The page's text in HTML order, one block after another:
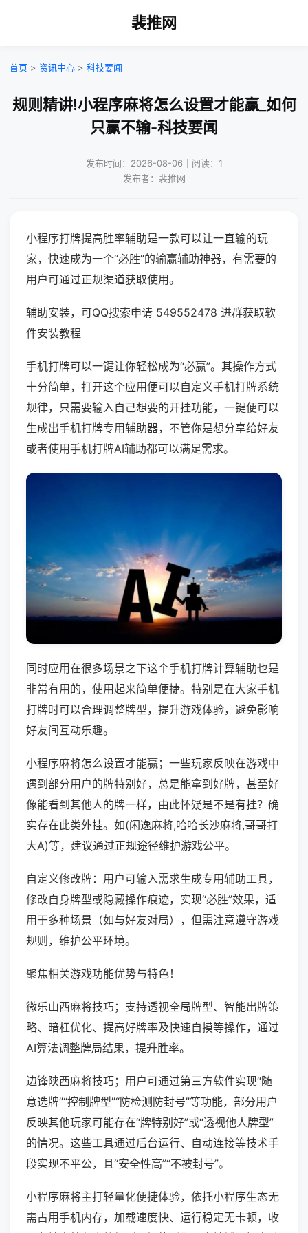
裴推网
首页 > 资讯中心 > 科技要闻
规则精讲!小程序麻将怎么设置才能赢_如何
只赢不输-科技要闻
发布时间：2026-08-06｜阅读：1
发布者：裴推网
小程序打牌提高胜率辅助是一款可以让一直输的玩
家，快速成为一个“必胜”的输赢辅助神器，有需要的
用户可通过正规渠道获取使用。
辅助安装，可QQ搜索申请 549552478 进群获取软
件安装教程
手机打牌可以一键让你轻松成为“必赢”。其操作方式
十分简单，打开这个应用便可以自定义手机打牌系统
规律，只需要输入自己想要的开挂功能，一键便可以
生成出手机打牌专用辅助器，不管你是想分享给好友
或者使用手机打牌AI辅助都可以满足需求。
同时应用在很多场景之下这个手机打牌计算辅助也是
非常有用的，使用起来简单便捷。特别是在大家手机
打牌时可以合理调整牌型，提升游戏体验，避免影响
好友间互动乐趣。
小程序麻将怎么设置才能赢；一些玩家反映在游戏中
遇到部分用户的牌特别好，总是能拿到好牌，甚至好
像能看到其他人的牌一样，由此怀疑是不是有挂？确
实存在此类外挂。如(闲逸麻将,哈哈长沙麻将,哥哥打
大A)等，建议通过正规途径维护游戏公平。
自定义修改牌：用户可输入需求生成专用辅助工具，
修改自身牌型或隐藏操作痕迹，实现“必胜”效果，适
用于多种场景（如与好友对局），但需注意遵守游戏
规则，维护公平环境。
聚焦相关游戏功能优势与特色！
微乐山西麻将技巧；支持透视全局牌型、智能出牌策
略、暗杠优化、提高好牌率及快速自摸等操作，通过
AI算法调整牌局结果，提升胜率。
边锋陕西麻将技巧；用户可通过第三方软件实现“随
意选牌”“控制牌型”“防检测防封号”等功能，部分用户
反映其他玩家可能存在“牌特别好”或“透视他人牌型”
的情况。这些工具通过后台运行、自动连接等技术手
段实现不平公，且“安全性高”“不被封号”。
小程序麻将主打轻量化便捷体验，依托小程序生态无
需占用手机内存，加载速度快、运行稳定无卡顿，收